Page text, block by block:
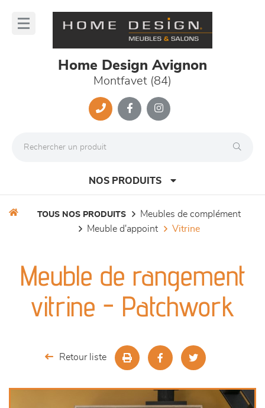
Home Design Avignon
Montfavet (84)
NOS PRODUITS
séjours
meubles de complément
TOUS NOS PRODUITS
meubles de complément
meuble d'appoint
vitrine
Meuble de rangement
vitrine - Patchwork
Retour liste